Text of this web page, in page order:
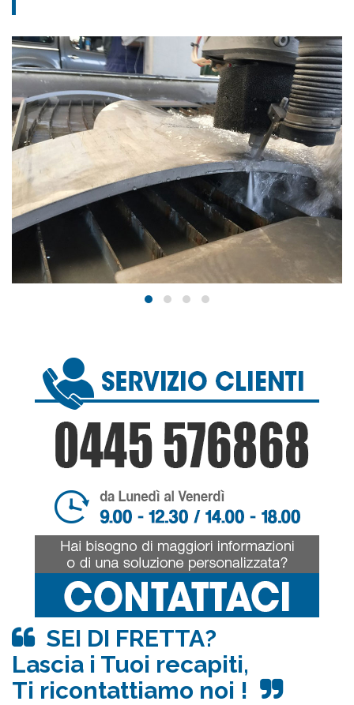
SEI DI FRETTA?
Lascia i Tuoi recapiti,
Ti ricontattiamo noi !